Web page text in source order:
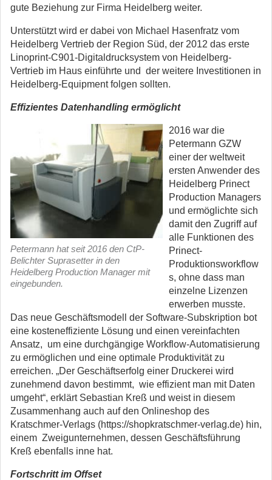
gute Beziehung zur Firma Heidelberg weiter.
Unterstützt wird er dabei von Michael Hasenfratz vom
Heidelberg Vertrieb der Region Süd, der 2012 das erste
Linoprint-C901-Digitaldrucksystem von Heidelberg-
Vertrieb im Haus einführte und der weitere Investitionen in
Heidelberg-Equipment folgen sollten.
Effizientes Datenhandling ermöglicht
Petermann hat seit 2016 den CtP-
Belichter Suprasetter in den
Heidelberg Production Manager mit
eingebunden.
2016 war die
Petermann GZW
einer der weltweit
ersten Anwender des
Heidelberg Prinect
Production Managers
und ermöglichte sich
damit den Zugriff auf
alle Funktionen des
Prinect-
Produktionsworkflow
s, ohne dass man
einzelne Lizenzen
erwerben musste.
Das neue Geschäftsmodell der Software-Subskription bot
eine kosteneffiziente Lösung und einen vereinfachten
Ansatz, um eine durchgängige Workflow-Automatisierung
zu ermöglichen und eine optimale Produktivität zu
erreichen. „Der Geschäftserfolg einer Druckerei wird
zunehmend davon bestimmt, wie effizient man mit Daten
umgeht“, erklärt Sebastian Kreß und weist in diesem
Zusammenhang auch auf den Onlineshop des
Kratschmer-Verlags (https://shopkratschmer-verlag.de) hin,
einem Zweigunternehmen, dessen Geschäftsführung
Kreß ebenfalls inne hat.
Fortschritt im Offset